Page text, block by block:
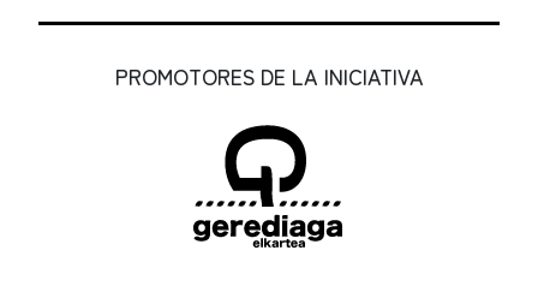
PROMOTORES DE LA INICIATIVA